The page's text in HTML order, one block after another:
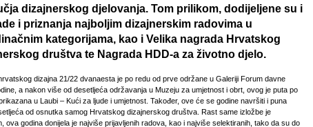
dizajnerskog djelovanja. Tom prilikom, dodijeljene su i
i priznanja najboljim dizajnerskim radovima u
kategorijama, kao i Velika nagrada Hrvatskog
društva te Nagrada HDD-a za životno djelo.
dizajna 21/22 dvanaesta je po redu od prve održane u Galeriji Forum davne
a nakon više od desetljeća održavanja u Muzeju za umjetnost i obrt, ovog je puta po
u Laubi – Kući za ljude i umjetnost. Također, ove će se godine navršiti i puna
od osnutka samog Hrvatskog dizajnerskog društva. Rast same izložbe je
ova godina donijela je najviše prijavljenih radova, kao i najviše selektiranih, tako da su do